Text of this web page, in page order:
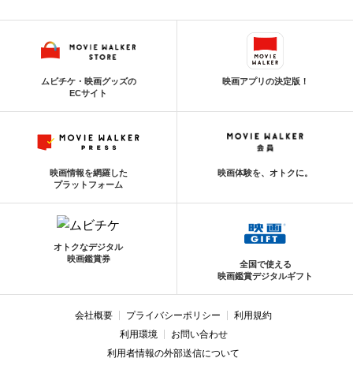
ムビチケ・映画グッズの
ECサイト
映画アプリの決定版！
映画情報を網羅した
プラットフォーム
映画体験を、オトクに。
オトクなデジタル
映画鑑賞券
全国で使える
映画鑑賞デジタルギフト
会社概要 プライバシーポリシー
利用規約
利用環境
お問い合わせ
利用者情報の外部送信について